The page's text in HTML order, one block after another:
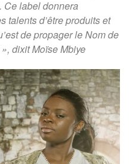
Ce label donnera
talents d’être produits et
de propager le Nom de
», dixit Moïse Mbiye